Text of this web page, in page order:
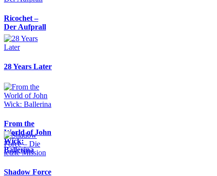
Ricochet –
Der Aufprall
28 Years Later
From the
World of John
Wick:
Ballerina
Shadow Force